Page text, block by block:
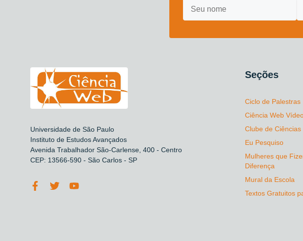
Universidade de São Paulo
Instituto de Estudos Avançados
Avenida Trabalhador São-Carlense, 400 - Centro
CEP: 13566-590 - São Carlos - SP
Seções
Ciclo de Palestras
Ciência Web
Clube de Ciências
Eu Pesquiso
Mulheres que
Diferença
Mural da Escola
Textos Gratuitos